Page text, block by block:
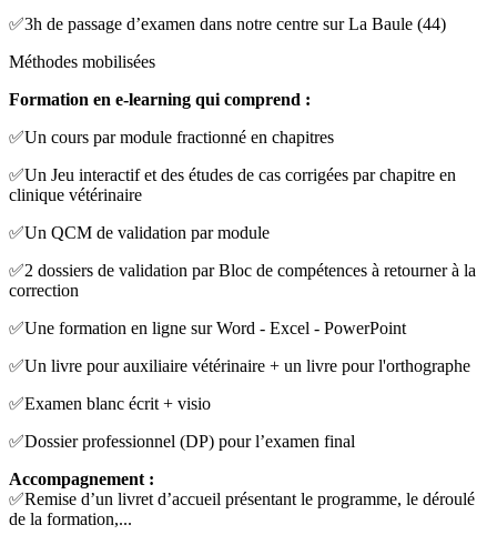
✅3h de passage d’examen dans notre centre sur La Baule (44)
Méthodes mobilisées
Formation en e-learning qui comprend :
✅Un cours par module fractionné en chapitres
✅Un Jeu interactif et des études de cas corrigées par chapitre en
clinique vétérinaire
✅Un QCM de validation par module
✅2 dossiers de validation par Bloc de compétences à retourner à la
correction
✅Une formation en ligne sur Word - Excel - PowerPoint
✅Un livre pour auxiliaire vétérinaire + un livre pour l'orthographe
✅Examen blanc écrit + visio
✅Dossier professionnel (DP) pour l’examen final
Accompagnement :
✅Remise d’un livret d’accueil présentant le programme, le déroulé
de la formation,...